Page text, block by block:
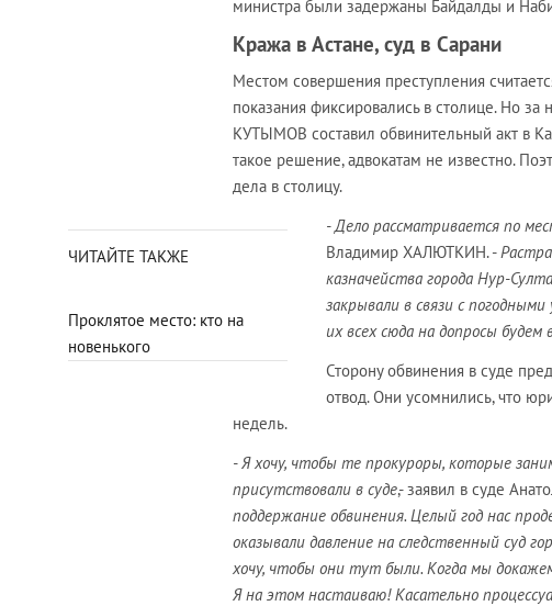
министра были задержаны Байдалды и
Кража в Астане, суд в Сарани
Местом совершения преступления
показания фиксировались в столице. Но
КУТЫМОВ составил обвинительный акт в
такое решение, адвокатам не известно.
дела в столицу.
ЧИТАЙТЕ ТАКЖЕ
Проклятое место: кто на
новенького
- Дело рассматривается по
Владимир ХАЛЮТКИН. -
казначейства города Нур-
закрывали в связи с
их всех сюда на допросы
Сторону обвинения в суде
отвод. Они усомнились, что
недель.
- Я хочу, чтобы те прокуроры, которые
присутствовали в суде,- заявил в суде
поддержание обвинения. Целый год нас
оказывали давление на следственный суд
хочу, чтобы они тут были. Когда мы
Я на этом настаиваю! Касательно